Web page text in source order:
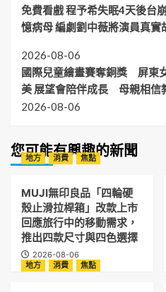
免費看戲 程予希失眠4天後台
憶病母 編劇劉中薇將演員真實
2026-08-06
國際兒童繪畫賽奪銅獎 屏東
美 展望會陪伴成長 母親相信
2026-08-06
您可能有興趣的新聞
地方 消費 焦點
MUJI無印良品「四輪硬
殼止滑拉桿箱」改款上市
回應旅行中的移動需求，
推出四款尺寸與四色選擇
2026-08-06
地方
消費 焦點